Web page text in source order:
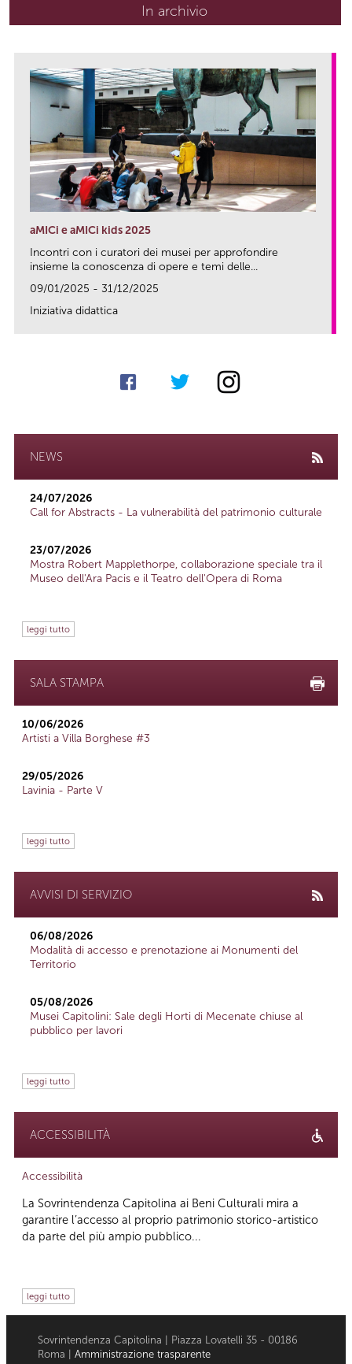
In archivio
aMICi e aMICi kids 2025
Incontri con i curatori dei musei per approfondire
insieme la conoscenza di opere e temi delle...
09/01/2025 - 31/12/2025
Iniziativa didattica
NEWS
24/07/2026
Call for Abstracts - La vulnerabilità del patrimonio culturale
23/07/2026
Mostra Robert Mapplethorpe, collaborazione speciale tra il
Museo dell'Ara Pacis e il Teatro dell'Opera di Roma
leggi tutto
SALA STAMPA
10/06/2026
Artisti a Villa Borghese #3
29/05/2026
Lavinia - Parte V
leggi tutto
AVVISI DI SERVIZIO
06/08/2026
Modalità di accesso e prenotazione ai Monumenti del
Territorio
05/08/2026
Musei Capitolini: Sale degli Horti di Mecenate chiuse al
pubblico per lavori
leggi tutto
ACCESSIBILITÀ
Accessibilità
La Sovrintendenza Capitolina ai Beni Culturali mira a
garantire l’accesso al proprio patrimonio storico-artistico
da parte del più ampio pubblico...
leggi tutto
Sovrintendenza Capitolina | Piazza Lovatelli 35 - 00186
Roma | Amministrazione trasparente